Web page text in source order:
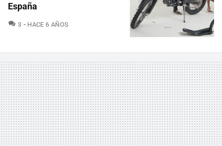
España
3 COMENTARIOS
HACE 6 AÑOS